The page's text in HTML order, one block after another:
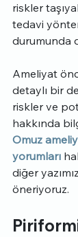
riskler
tedavi
durumunda
Ameliyat
detaylı bir
riskler ve
hakkında
Omuz
yorumları
diğer
öneriyoruz.